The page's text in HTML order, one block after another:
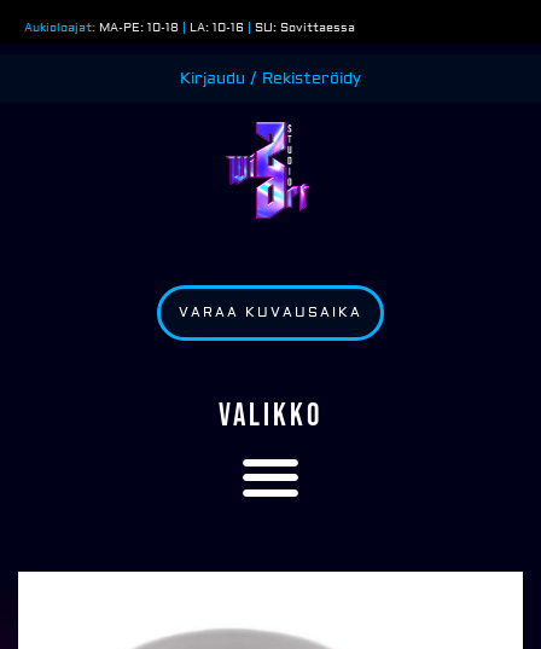
sisältöön
Aukioloajat: MA-PE: 10-18 | LA: 10-16 | SU: Sovittaessa
Kirjaudu / Rekisteröidy
VARAA KUVAUSAIKA
VALIKKO